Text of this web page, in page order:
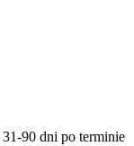
31-90 dni po terminie